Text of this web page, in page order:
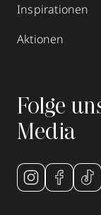
Inspirationen
Aktionen
Folge
Media